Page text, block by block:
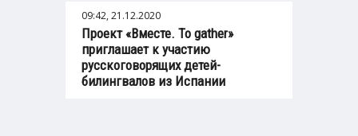
09:42, 21.12.2020
Проект «Вместе. To gather»
приглашает к участию
русскоговорящих детей-
билингвалов из Испании